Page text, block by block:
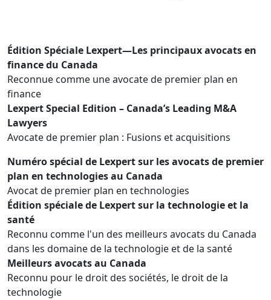
Édition Spéciale Lexpert—Les principaux avocats en
finance du Canada
Reconnue comme une avocate de premier plan en
finance
Lexpert Special Edition – Canada’s Leading M&A
Lawyers
Avocate de premier plan : Fusions et acquisitions
Numéro spécial de Lexpert sur les avocats de premier
plan en technologies au Canada
Avocat de premier plan en technologies
Édition spéciale de Lexpert sur la technologie et la
santé
Reconnu comme l'un des meilleurs avocats du Canada
dans les domaine de la technologie et de la santé
Meilleurs avocats au Canada
Reconnu pour le droit des sociétés, le droit de la
technologie